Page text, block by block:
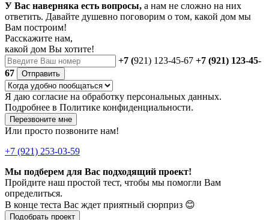
У Вас наверняка есть вопросы, а нам не сложно на них
ответить. Давайте душевно поговорим о том, какой дом мы
Вам построим!
Расскажите нам,
какой дом Вы хотите!
+7 (921) 123-45-67 +7 (921) 123-45-
67
Отправить
Я даю согласие на обработку персональных данных.
Подробнее в Политике конфиденциальности.
Перезвоните мне
Или просто позвоните нам!
+7 (921) 253-03-59
Мы подберем для Вас подходящий проект!
Пройдите наш простой тест, чтобы мы помогли Вам
определиться.
В конце теста Вас ждет приятный сюрприз 😊
Подобрать проект